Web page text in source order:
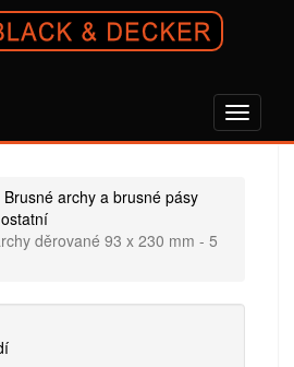
Brusné archy a brusné pásy
děrované 93 x 230 mm - 5